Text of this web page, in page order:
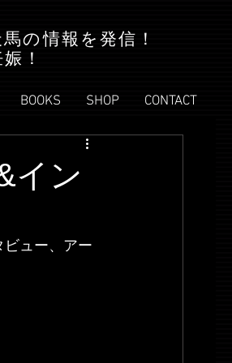
の情報を発信！
！
BOOKS SHOP CONTACT
イン
ュー、アー